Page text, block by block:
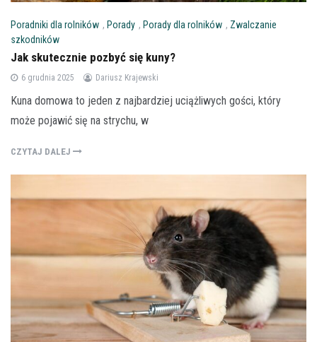
Poradniki dla rolników , Porady , Porady dla rolników , Zwalczanie
szkodników
Jak skutecznie pozbyć się kuny?
6 grudnia 2025 Dariusz Krajewski
Kuna domowa to jeden z najbardziej uciążliwych gości, który
może pojawić się na strychu, w
CZYTAJ DALEJ